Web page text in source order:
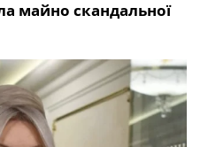
майно скандальної